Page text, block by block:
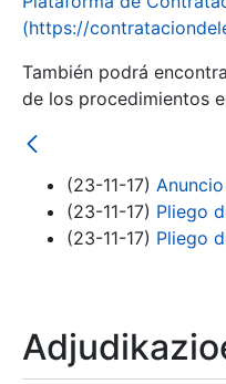
Erakutsi/Ezkutatu
(https://
También podrá
de los procedimientos
(23-11-17)
(23-11-17) Pliego
(23-11-17) Pliego